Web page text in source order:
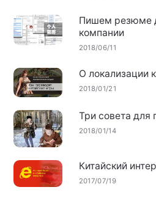
Пишем резюме
компании
2018/06/11
О локализации
2018/01/21
Три совета для
2018/01/14
Китайский
2017/07/19